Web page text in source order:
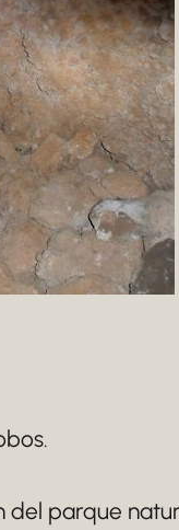
del parque